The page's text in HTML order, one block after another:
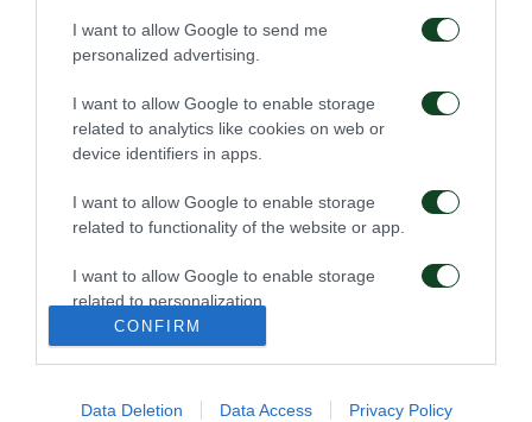
I want to allow Google to send me
personalized advertising.
I want to allow Google to enable storage
related to analytics like cookies on web or
device identifiers in apps.
I want to allow Google to enable storage
related to functionality of the website or app.
I want to allow Google to enable storage
related to personalization.
I want to allow Google to enable storage
functionality and fraud prevention, and other
CONFIRM
Data Deletion Data Access Privacy Policy
Η ευρωπαϊκή λίστα για
τα παιχνίδια με την
05/08/2026
Ιατρική ενημέρωση για
τον Ανδρέα Τετέι
04/08/2026